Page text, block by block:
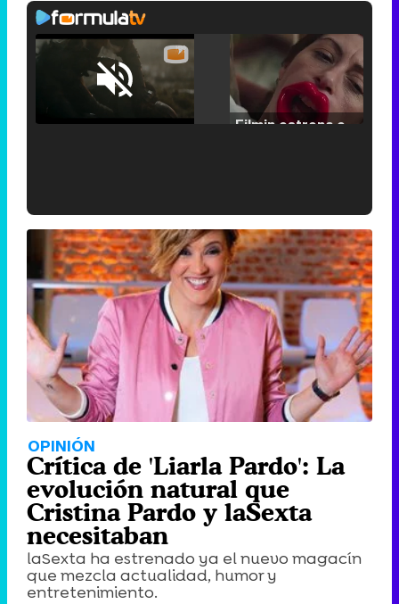
Unmute /
Loaded :
'120 Minutos' celebra sus 2.000 programas en Telemadrid con un vídeo del día a día en la redacción
Tráiler de '33 días', la nueva serie de Atresplayer con Julián Villagrán y José Manuel Poga
OPINIÓN
Crítica de 'Liarla Pardo': La
evolución natural que
Cristina Pardo y laSexta
necesitaban
laSexta ha estrenado ya el nuevo magacín
que mezcla actualidad, humor y
entretenimiento.